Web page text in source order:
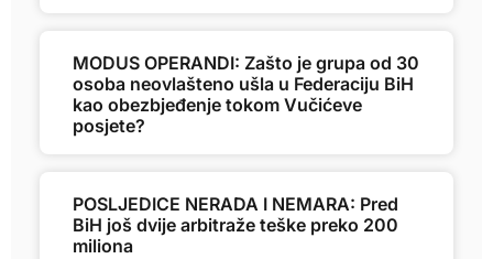
MODUS OPERANDI: Zašto je grupa od 30
osoba neovlašteno ušla u Federaciju BiH
kao obezbjeđenje tokom Vučićeve
posjete?
POSLJEDICE NERADA I NEMARA: Pred
BiH još dvije arbitraže teške preko 200
miliona